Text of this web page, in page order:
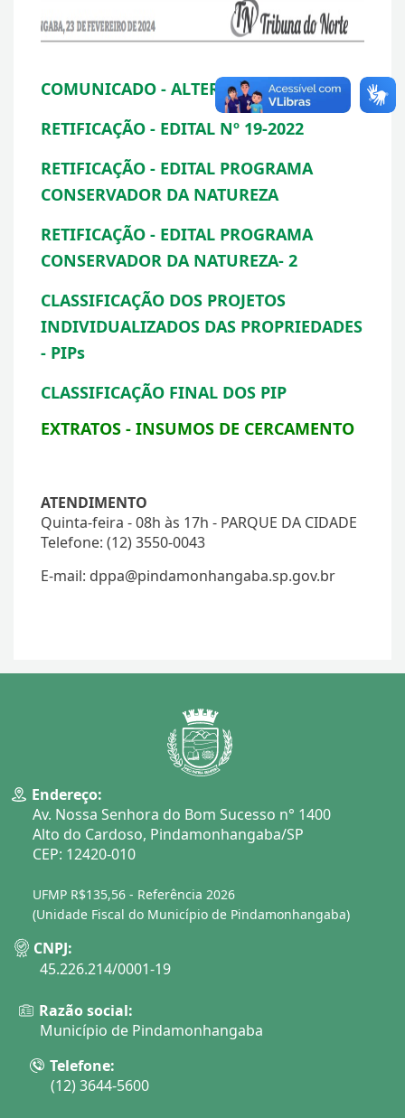
COMUNICADO - ALTERAÇÃO DE DATAS
RETIFICAÇÃO - EDITAL Nº 19-2022
RETIFICAÇÃO - EDITAL PROGRAMA
CONSERVADOR DA NATUREZA
RETIFICAÇÃO - EDITAL PROGRAMA
CONSERVADOR DA NATUREZA- 2
CLASSIFICAÇÃO DOS PROJETOS
INDIVIDUALIZADOS DAS PROPRIEDADES
- PIPs
CLASSIFICAÇÃO FINAL DOS PIP
EXTRATOS - INSUMOS DE CERCAMENTO
ATENDIMENTO
Quinta-feira - 08h às 17h - PARQUE DA CIDADE
Telefone: (12) 3550-0043
E-mail: dppa@pindamonhangaba.sp.gov.br
Endereço:
Av. Nossa Senhora do Bom Sucesso n° 1400
Alto do Cardoso, Pindamonhangaba/SP
CEP: 12420-010
UFMP R$135,56 - Referência 2026
(Unidade Fiscal do Município de Pindamonhangaba)
CNPJ:
45.226.214/0001-19
Razão social:
Município de Pindamonhangaba
Telefone:
(12) 3644-5600